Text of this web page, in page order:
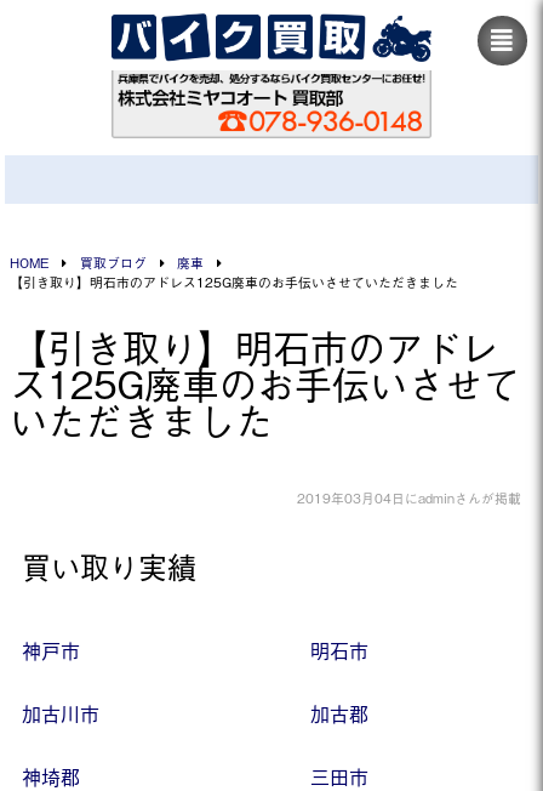
HOME 買取ブログ
廃車
【引き取り】明石市のアドレス125G廃車のお手伝いさせていただきました
【引き取り】明石市のアドレ
ス125G廃車のお手伝いさせて
いただきました
2019年03月04日にadminさんが掲載
買い取り実績
神戸市 明石市
加古川市 加古郡
神埼郡 三田市